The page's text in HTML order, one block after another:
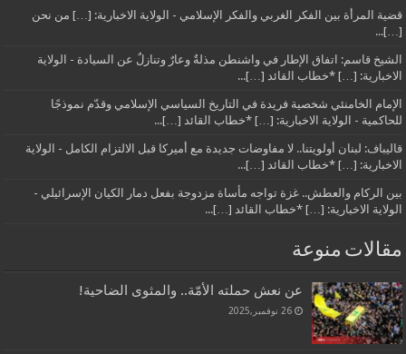
قضية المرأة بين الفكر الغربي والفكر الإسلامي - الولاية الاخبارية: […] من نحن
[…]...
الشيخ قاسم: اتفاق الإطار في واشنطن مذلةٌ وعارٌ وتنازلٌ عن السيادة - الولاية
الاخبارية: […] *خطاب القائد […]...
الإمام الخامنئي شخصية فريدة في التاريخ السياسي الإسلامي وقدّم نموذجًا
للحاكمية - الولاية الاخبارية: […] *خطاب القائد […]...
قاليباف: لبنان أولويتنا.. لا مفاوضات جديدة مع أميركا قبل الالتزام الكامل - الولاية
الاخبارية: […] *خطاب القائد […]...
بين الركام والعطش.. غزة تواجه مأساة مزدوجة بفعل دمار الكيان الإسرائيلي -
الولاية الاخبارية: […] *خطاب القائد […]...
مقالات منوعة
عن نعش حملته الأمّة.. والمثوى الضاحية!
26 نوفمبر,2025